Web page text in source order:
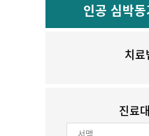
인공 심박
치료
진료